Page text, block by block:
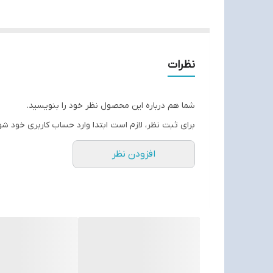
نظرات
شما هم درباره این محصول نظر خود را بنویسید.
برای ثبت نظر، لازم است ابتدا وارد حساب کاربری خود
افزودن نظر